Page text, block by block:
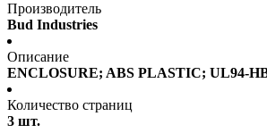
Производитель
Bud Industries
Описание
ENCLOSURE; ABS PLASTIC; UL94-
Количество страниц
3 шт.